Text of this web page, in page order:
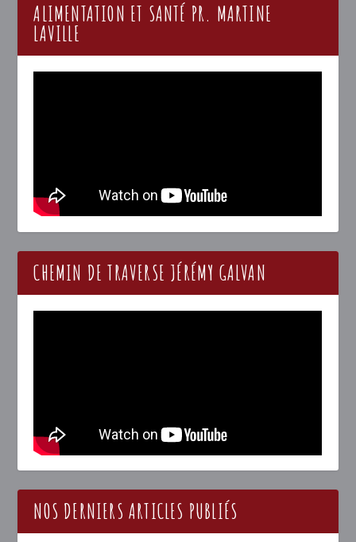
ALIMENTATION ET SANTÉ PR. MARTINE
LAVILLE
CHEMIN DE TRAVERSE JÉRÉMY GALVAN
NOS DERNIERS ARTICLES PUBLIÉS